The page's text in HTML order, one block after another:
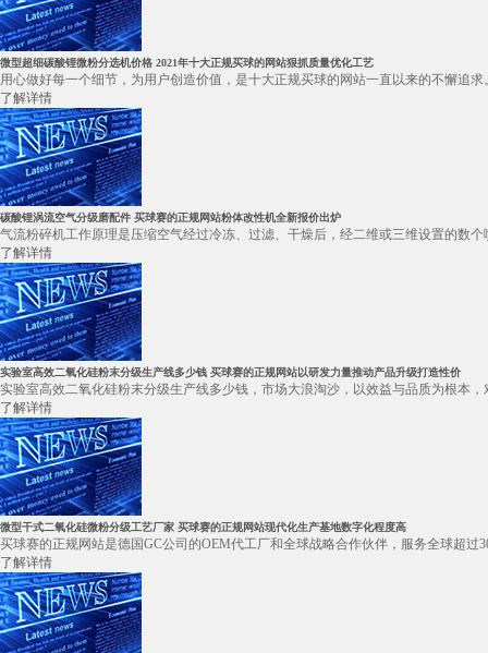
微型超细碳酸锂微粉分选机价格 2021年十大正规买球的网站狠抓质量优化工艺
用心做好每一个细节，为用户创造价值，是十大正规买球的网站一直以来的不懈追
了解详情
碳酸锂涡流空气分级磨配件 买球赛的正规网站粉体改性机全新报价出炉
气流粉碎机工作原理是压缩空气经过冷冻、过滤、干燥后，经二维或三维设置的数
了解详情
实验室高效二氧化硅粉末分级生产线多少钱 买球赛的正规网站以研发力量推动产品升级打造性价
实验室高效二氧化硅粉末分级生产线多少钱，市场大浪淘沙，以效益与品质为根本
了解详情
微型干式二氧化硅微粉分级工艺厂家 买球赛的正规网站现代化生产基地数字化程度高
买球赛的正规网站是德国GC公司的OEM代工厂和全球战略合作伙伴，服务全球超
了解详情